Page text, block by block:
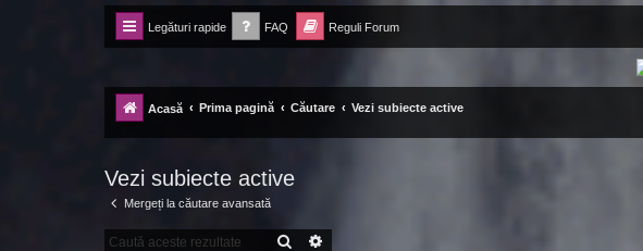
Legături rapide FAQ Reguli Forum
Forum Ecolomania™®
-= Idei pentru viitor =-
Acasă Prima pagină Căutare Vezi subiecte active
Vezi subiecte active
Mergeți la căutare avansată
CĂUTARE